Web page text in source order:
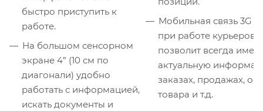
быстро приступить к
работе.
На большом сенсорном
экране 4” (10 см по
диагонали) удобно
работать с информацией,
искать документы и
Мобильная связь 3G
при работе курьеров
позволит всегда иметь
актуальную
заказах, продажах,
товара и т.д.